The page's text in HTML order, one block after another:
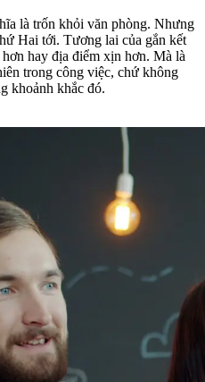
là trốn khỏi văn phòng. Nhưng
Hai tới. Tương lai của gắn kết
hay địa điểm xịn hơn. Mà là
trong công việc, chứ không
khoảnh khắc đó.